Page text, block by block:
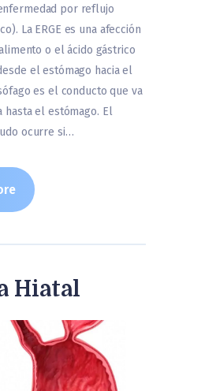
por reflujo
La ERGE es una afección
o el ácido gástrico
el estómago hacia el
es el conducto que va
hasta el estómago. El
ocurre si…
Hiatal